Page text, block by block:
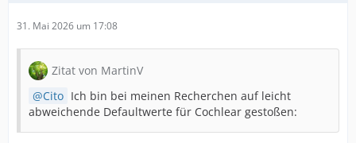
31. Mai 2026 um 17:08
Zitat von MartinV
Cito Ich bin bei meinen Recherchen auf leicht
abweichende Defaultwerte für Cochlear gestoßen: